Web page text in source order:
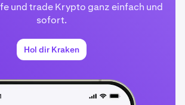
und trade Krypto ganz einfach und
sofort.
Hol dir Kraken